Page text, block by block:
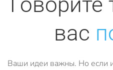
вас
Ваши идеи важны. Но если